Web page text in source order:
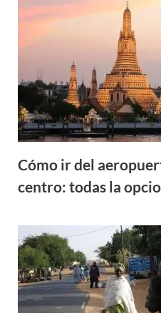
Cómo ir del
centro: todas la